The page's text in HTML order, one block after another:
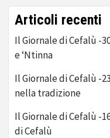
Articoli recenti
Il Giornale di Cefalù -
e ‘Ntinna
Il Giornale di Cefalù -
nella tradizione
Il Giornale di Cefalù -
di Cefalù